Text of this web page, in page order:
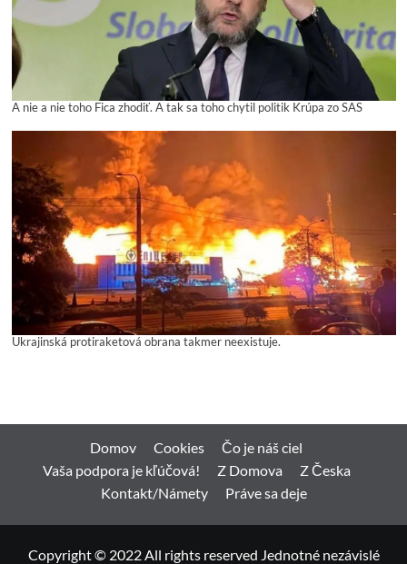
A nie a nie toho Fica zhodiť. A tak sa toho chytil politik Krúpa zo SAS
Ukrajinská protiraketová obrana takmer neexistuje.
Domov Cookies
Čo je náš ciel
Vaša podpora je kľúčová!
Z Domova
Z Česka
Kontakt/Námety
Práve sa deje
Copyright © 2022 All rights reserved Jednotné nezávislé